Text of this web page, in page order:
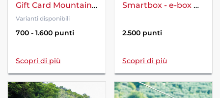
Gift Card Mountain Maps Premium
Varianti disponibili
700 - 1.600 punti
Scopri di più
Smartbox - e-box Percorso avventura
2.500 punti
Scopri di più